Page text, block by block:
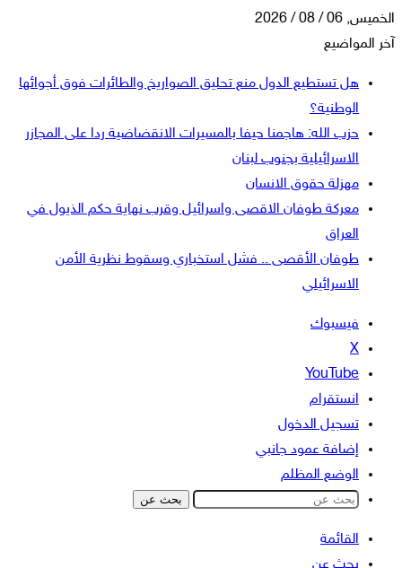
الخميس, 06 / 08 / 2026
آخر المواضيع
هل تستطيع الدول منع تحليق الصواريخ والطائرات فوق أجوائها
الوطنية؟
حزب الله: هاجمنا حيفا بالمسيرات الانقضاضية ردا على المجازر
الاسرائيلية بجنوب لبنان
مهزلة حقوق الانسان
معركة طوفان الاقصى واسرائيل وقرب نهاية حكم الذيول في
العراق
طوفان الأقصى .. فشل استخباري وسقوط نظرية الأمن
الاسرائيلي
فيسبوك
‫X
‫YouTube
انستقرام
تسجيل الدخول
إضافة عمود جانبي
الوضع المظلم
بحث عن
القائمة